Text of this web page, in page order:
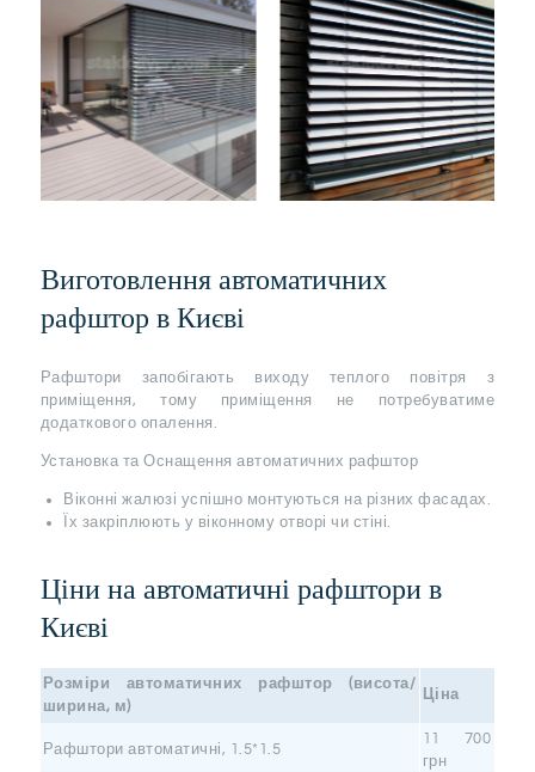
Виготовлення автоматичних
рафштор в Києві
Рафштори запобігають виходу теплого повітря з
приміщення, тому приміщення не потребуватиме
додаткового опалення.
Установка та Оснащення автоматичних рафштор
Віконні жалюзі успішно монтуються на різних фасадах.
Їх закріплюють у віконному отворі чи стіні.
Ціни на автоматичні рафштори в
Києві
Розміри автоматичних рафштор (висота/
ширина, м)
Ціна
Рафштори автоматичні, 1.5*1.5
11 700
грн